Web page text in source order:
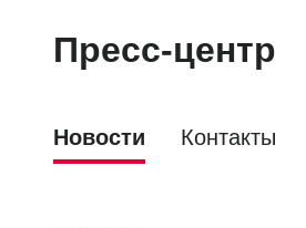
Пресс-центр
Новости Контакты